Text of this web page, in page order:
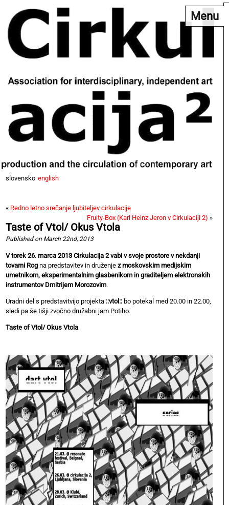
slovensko english
Menu
« Redno letno srečanje ljubiteljev cirkulacije
Fruity-Box (Karl Heinz Jeron v Cirkulaciji 2) »
Taste of Vtol/ Okus Vtola
Published on March 22nd, 2013
V torek 26. marca 2013 Cirkulacija 2 vabi v svoje prostore v nekdanji
tovarni Rog na predstavitev in druženje z moskovskim medijskim
umetnikom, eksperimentalnim glasbenikom in graditeljem elektronskih
instrumentov Dmitrijem Morozovim.
Uradni del s predstavitvijo projekta ::vtol:: bo potekal med 20.00 in 22.00,
sledi pa še tišji zvočno družabni jam Potiho.
Taste of Vtol/ Okus Vtola